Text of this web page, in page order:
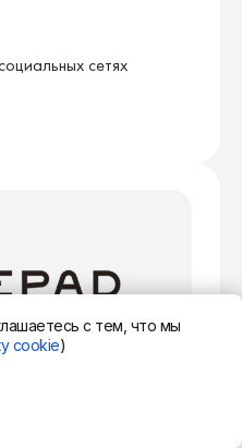
сетях
с тем, что мы
cookie)